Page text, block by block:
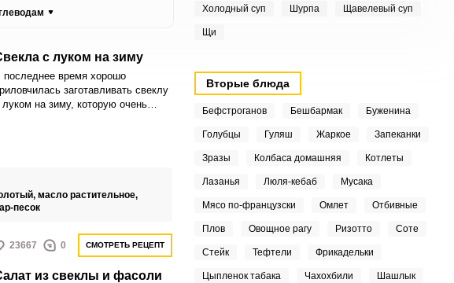
с луком на зиму
последнее время хорошо
заготавливать свеклу
луком на зиму, которую очень
качестве самостоятельного гарнира
закуски к горячим блюдам.
масло растительное,
песок
23667 0 СМОТРЕТЬ РЕЦЕПТ
из свеклы и фасоли
Холодный суп Шурпа Щавелевый суп
Щи
Вторые блюда
Бефстроганов Бешбармак Буженина
Голубцы Гуляш Жаркое Запеканки
Зразы Колбаса домашняя Котлеты
Лазанья Люля-кебаб Мусака
Мясо по-французски Омлет Отбивные
Плов Овощное рагу Ризотто Соте
Стейк Тефтели Фрикадельки
Цыпленок табака Чахохбили Шашлык